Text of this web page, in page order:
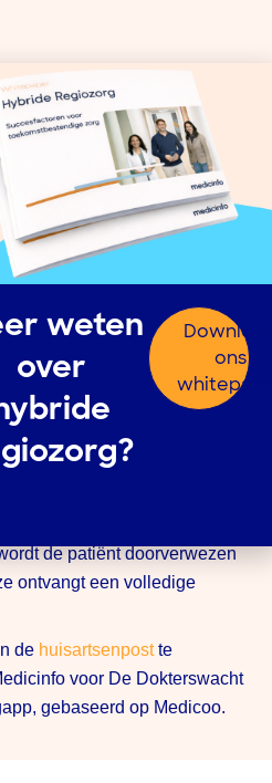
huisartsen(posten)
door Medicinfo gelanceerd
een grote behoefte ontstond
zonder huisarts in de
de Medicoo app gebruikt
om de werkdruk te
zorgvraag stellen gemakkelijk
zorgvraag via de app aan het
Patiënten doorlopen een
in gesprek met een
het gesprek worden
en volgt een zorgadvies.
beeldbelconsult ingepland met
er fysiek onderzoek of
de patiënt doorverwezen
ontvangt een volledige
de huisartsenpostte
voor De Dokterswacht
gebaseerd op Medicoo.
weten
over
ons